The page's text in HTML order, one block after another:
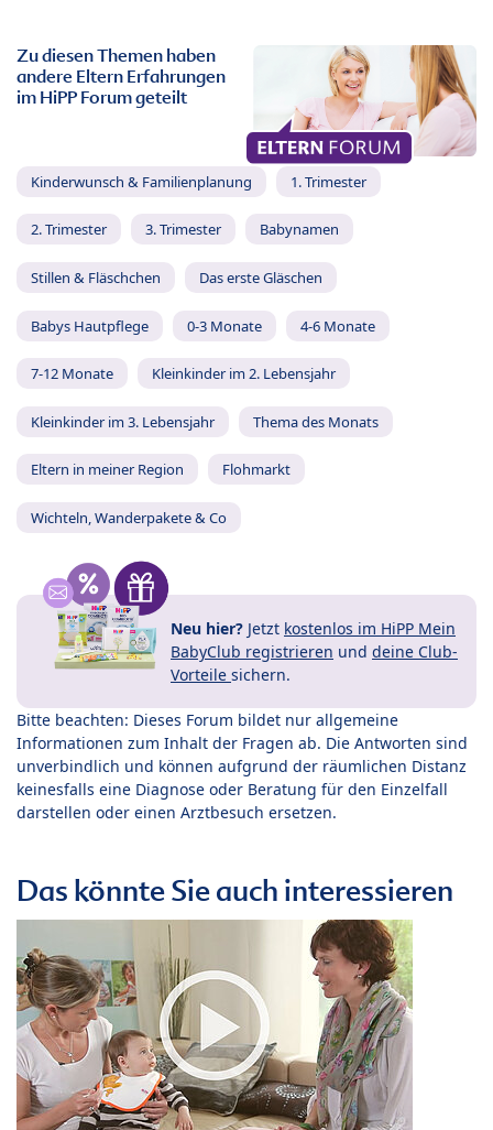
Zu diesen Themen haben
andere Eltern Erfahrungen
im HiPP Forum geteilt
Kinderwunsch & Familienplanung 1. Trimester
2. Trimester 3. Trimester Babynamen
Stillen & Fläschchen Das erste Gläschen
Babys Hautpflege 0-3 Monate 4-6 Monate
7-12 Monate Kleinkinder im 2. Lebensjahr
Kleinkinder im 3. Lebensjahr Thema des Monats
Eltern in meiner Region Flohmarkt
Wichteln, Wanderpakete & Co
Neu hier? Jetzt kostenlos im HiPP Mein
BabyClub registrieren und deine Club-
Vorteile sichern.
Bitte beachten: Dieses Forum bildet nur allgemeine
Informationen zum Inhalt der Fragen ab. Die Antworten sind
unverbindlich und können aufgrund der räumlichen Distanz
keinesfalls eine Diagnose oder Beratung für den Einzelfall
darstellen oder einen Arztbesuch ersetzen.
Das könnte Sie auch interessieren